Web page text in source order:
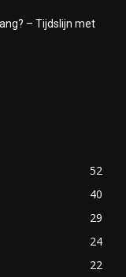
– Tijdslijn met
52
40
29
24
22